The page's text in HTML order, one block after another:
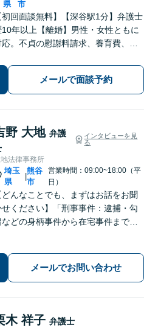
県
市
初回面談無料】【深谷駅1分】弁護士
10年以上【離婚】男性・女性ともに
。不貞の慰謝料請求、養育費、協
、遺留分、遺言書の作成など。出張
談可。少しでも不安に感じました
、お早めにお電話ください。
メールで面談予約
野 大地 弁護
インタビューを見
る
法律事務所
埼玉
県
|
熊谷
市
営業時間：09:00~18:00（平
日）
どんなことでも、まずはお話をお聞
せください】「刑事事件：逮捕・勾
などの身柄事件から在宅事件まで、
ます。」
メールでお問い合わせ
木 祥子 弁護士